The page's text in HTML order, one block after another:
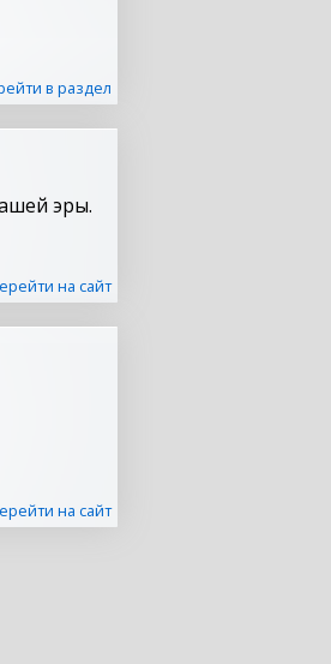
в раздел
эры.
на сайт
на сайт